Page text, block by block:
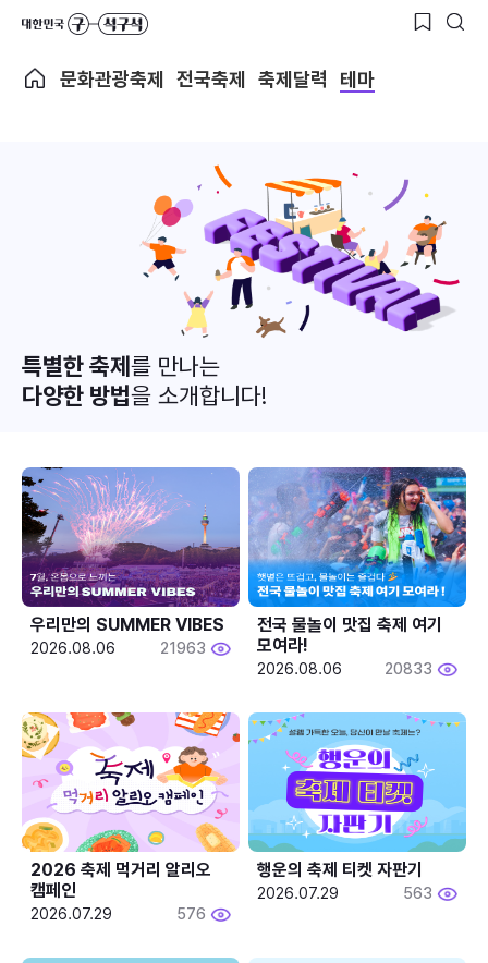
문화관광축제 전국축제 축제달력 테마
특별한 축제를 만나는
다양한 방법을 소개합니다!
우리만의 SUMMER VIBES
2026.08.06 21963
전국 물놀이 맛집 축제 여기
모여라!
2026.08.06 20833
2026 축제 먹거리 알리오
캠페인
2026.07.29 576
행운의 축제 티켓 자판기
2026.07.29 563